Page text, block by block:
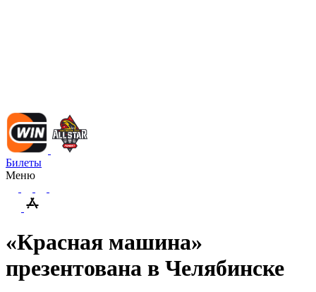
Билеты
Меню
«Красная машина»
презентована в Челябинске